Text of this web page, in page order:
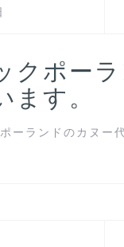
クポー
ます。
ーランドのカヌー